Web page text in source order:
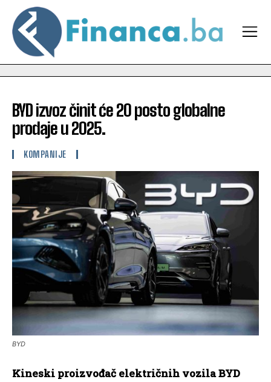
BYD izvoz činit će 20 posto globalne
prodaje u 2025.
KOMPANIJE
BYD
Kineski proizvođač električnih vozila BYD